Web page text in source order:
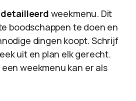
weekmenu. Dit
boodschappen te doen en
dingen koopt. Schrijf
uit en plan elk gerecht.
weekmenu kan er als